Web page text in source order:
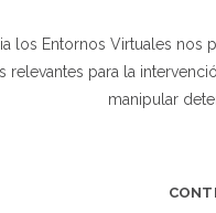
los Entornos Virtuales
relevantes para la
manipular